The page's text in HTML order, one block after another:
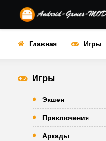
Главная Игры
Игры
Экшен
Приключения
Аркады